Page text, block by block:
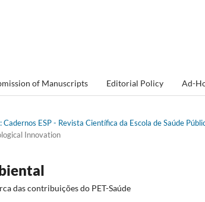
of Manuscripts Editorial Policy Ad-
ESP - Revista Cientí­fica da Escola de Saúde
Innovation
das contribuições do PET-Saúde